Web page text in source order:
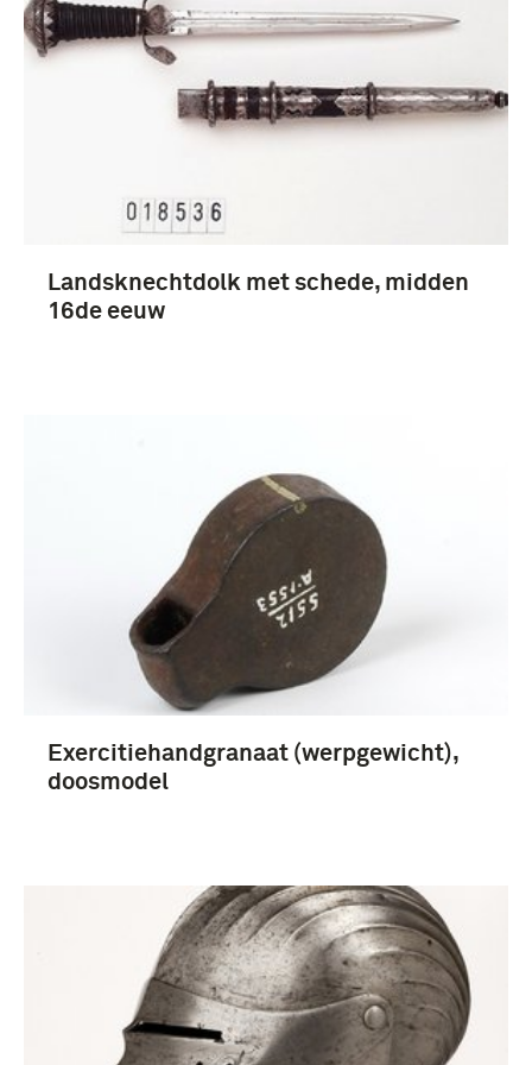
Landsknechtdolk met schede, midden
16de eeuw
Exercitiehandgranaat (werpgewicht),
doosmodel